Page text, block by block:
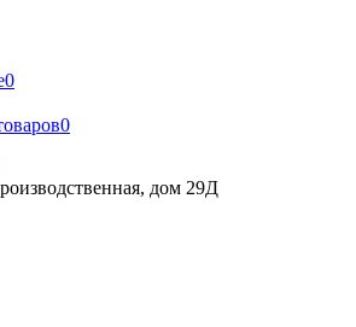
0
0
дом 29Д